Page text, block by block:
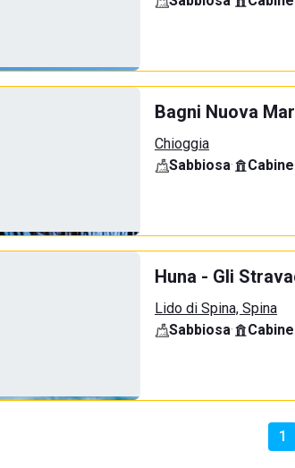
Bagni Nuova
Chioggia
Sabbiosa· Cabine
Huna - Gli
Lido di Spina, Spina
Sabbiosa· Cabine
1